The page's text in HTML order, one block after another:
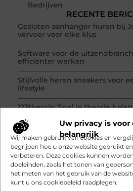
Uw privacy is voor
belangrijk
Wij maken gebruik van cookies en
begrijpen hoe u onze website gebruikt
verbeteren. Deze cookies kunnen
doeleinden, zoals het tonen van
het meten van het gebruik van de
kunt u ons cookiebeleid raadplegen.
Bedrijven
RECENTE
Gesloten aanhanger huren bij
vervoer voor elke klus
Software voor de
efficiënter werken
Stijlvolle heren sneakers voor
lifestyle
123theorie: Snel je theorie
Touw als trapleuning en
Let op verborgen schade